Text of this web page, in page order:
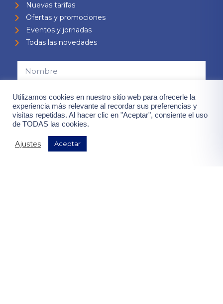
Nuevas tarifas
Ofertas y promociones
Eventos y jornadas
Todas las novedades
Consiento el uso de mis datos para el envío de la newsletter,
Utilizamos cookies en nuestro sitio web para ofrecerle la
experiencia más relevante al recordar sus preferencias y
visitas repetidas. Al hacer clic en "Aceptar", consiente el uso
de TODAS las cookies.
Ajustes Aceptar